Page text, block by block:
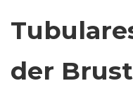
der Brust